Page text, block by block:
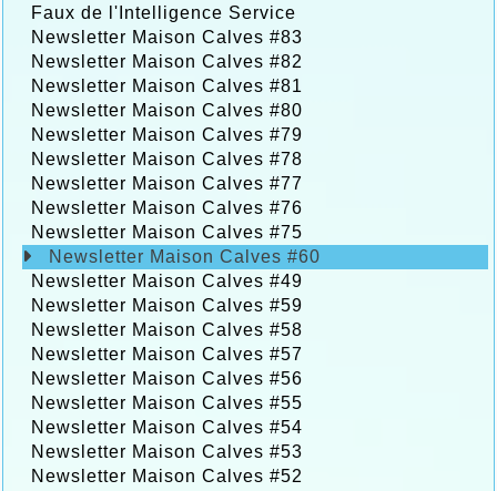
Faux de l'Intelligence Service
Newsletter Maison Calves #83
Newsletter Maison Calves #82
Newsletter Maison Calves #81
Newsletter Maison Calves #80
Newsletter Maison Calves #79
Newsletter Maison Calves #78
Newsletter Maison Calves #77
Newsletter Maison Calves #76
Newsletter Maison Calves #75
Newsletter Maison Calves #60
Newsletter Maison Calves #49
Newsletter Maison Calves #59
Newsletter Maison Calves #58
Newsletter Maison Calves #57
Newsletter Maison Calves #56
Newsletter Maison Calves #55
Newsletter Maison Calves #54
Newsletter Maison Calves #53
Newsletter Maison Calves #52